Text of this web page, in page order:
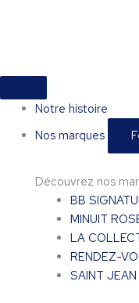
Notre histoire
Nos marques
Découvrez nos
BB
MINUIT
LA
RENDEZ-
SAINT